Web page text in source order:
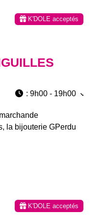
K'DOLE acceptés
: 9h00 - 19h00
la bijouterie GPerdu
K'DOLE acceptés